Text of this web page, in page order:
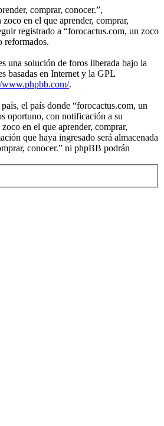
comprar, conocer.”,
en el que aprender, comprar,
registrado a “forocactus.com, un zoco
reformados.
una solución de foros liberada bajo la
basadas en Internet y la GPL
www.phpbb.com/.
el país donde “forocactus.com, un
oportuno, con notificación a su
en el que aprender, comprar,
que haya ingresado será almacenada
conocer.” ni phpBB podrán